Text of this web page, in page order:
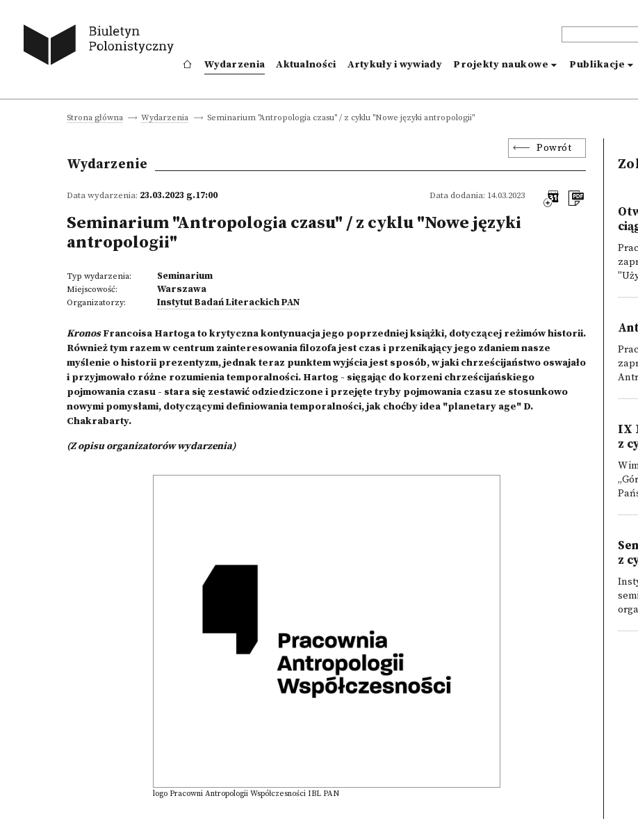
Wydarzenia Aktualności Artykuły i wywiady Projekty naukowe Publikacje
Strona główna Wydarzenia Seminarium "Antropologia czasu" / z cyklu "Nowe języki antropologii"
Powrót
Wydarzenie
Data wydarzenia: 23.03.2023 g.17:00 Data dodania: 14.03.2023
Seminarium "Antropologia czasu" / z cyklu "Nowe języki
antropologii"
Typ wydarzenia: Seminarium
Miejscowość: Warszawa
Organizatorzy: Instytut Badań Literackich PAN
KronosFrancoisa Hartoga to krytyczna kontynuacja jego poprzedniej książki, dotyczącej reżimów historii.
Również tym razem w centrum zainteresowania filozofa jest czas i przenikający jego zdaniem nasze
myślenie o historii prezentyzm, jednak teraz punktem wyjścia jest sposób, w jaki chrześcijaństwo oswajało
i przyjmowało różne rozumienia temporalności. Hartog - sięgając do korzeni chrześcijańskiego
pojmowania czasu - stara się zestawić odziedziczone i przejęte tryby pojmowania czasu ze stosunkowo
nowymi pomysłami, dotyczącymi definiowania temporalności, jak choćby idea "planetary age" D.
Chakrabarty.
(Z opisu organizatorów wydarzenia)
logo Pracowni Antropologii Współczesności IBL PAN
IX
z
W
z